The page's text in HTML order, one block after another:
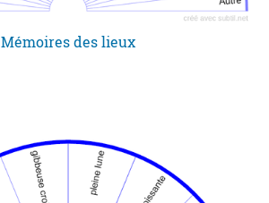
Mémoires des lieux